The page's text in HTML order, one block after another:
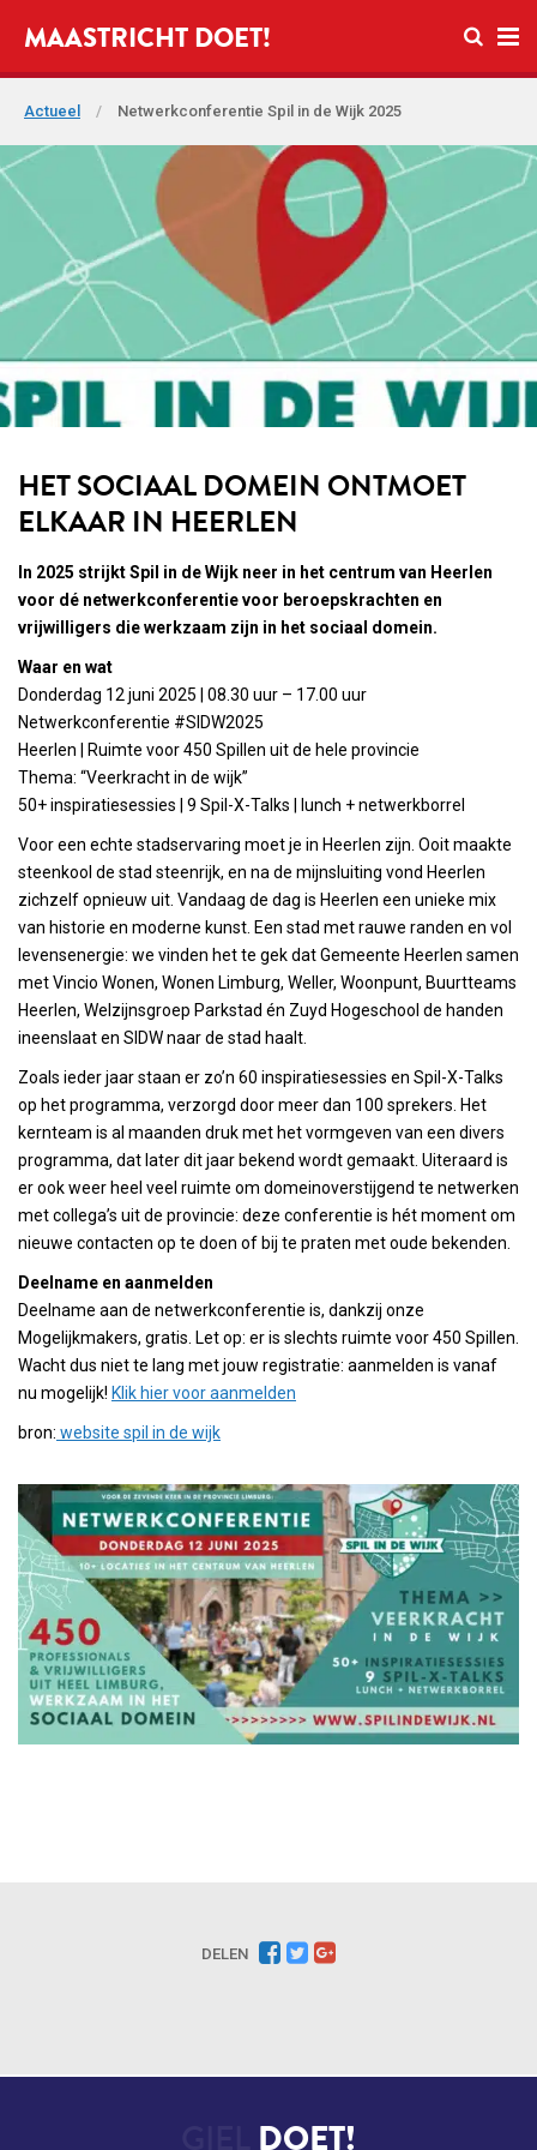
Open
MAASTRICHT DOET!
Actueel / Netwerkconferentie Spil in de Wijk 2025
HET SOCIAAL DOMEIN ONTMOET
ELKAAR IN HEERLEN
In 2025 strijkt Spil in de Wijk neer in het centrum van Heerlen
voor dé netwerkconferentie voor beroepskrachten en
vrijwilligers die werkzaam zijn in het sociaal domein.
Waar en wat
Donderdag 12 juni 2025 | 08.30 uur – 17.00 uur
Netwerkconferentie #SIDW2025
Heerlen | Ruimte voor 450 Spillen uit de hele provincie
Thema: “Veerkracht in de wijk”
50+ inspiratiesessies | 9 Spil-X-Talks | lunch + netwerkborrel
Voor een echte stadservaring moet je in Heerlen zijn. Ooit maakte
steenkool de stad steenrijk, en na de mijnsluiting vond Heerlen
zichzelf opnieuw uit. Vandaag de dag is Heerlen een unieke mix
van historie en moderne kunst. Een stad met rauwe randen en vol
levensenergie: we vinden het te gek dat Gemeente Heerlen samen
met Vincio Wonen, Wonen Limburg, Weller, Woonpunt, Buurtteams
Heerlen, Welzijnsgroep Parkstad én Zuyd Hogeschool de handen
ineenslaat en SIDW naar de stad haalt.
Zoals ieder jaar staan er zo’n 60 inspiratiesessies en Spil-X-Talks
op het programma, verzorgd door meer dan 100 sprekers. Het
kernteam is al maanden druk met het vormgeven van een divers
programma, dat later dit jaar bekend wordt gemaakt. Uiteraard is
er ook weer heel veel ruimte om domeinoverstijgend te netwerken
met collega’s uit de provincie: deze conferentie is hét moment om
nieuwe contacten op te doen of bij te praten met oude bekenden.
Deelname en aanmelden
Deelname aan de netwerkconferentie is, dankzij onze
Mogelijkmakers, gratis. Let op: er is slechts ruimte voor 450 Spillen.
Wacht dus niet te lang met jouw registratie: aanmelden is vanaf
nu mogelijk! Klik hier voor aanmelden
bron: website spil in de wijk
DELEN
DOET!